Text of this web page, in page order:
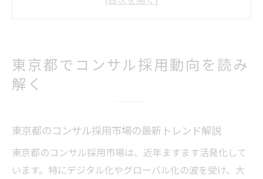
東京コンサルティング会社一覧と業界地図
未経験からコンサルタント転職を実現する
東京都でコンサル採用動向を読み
解く
東京都のコンサル採用市場の最新トレンド解説
東京都のコンサル採用市場は、近年ますます活発化して
います。特にデジタル化やグローバル化の波を受け、大